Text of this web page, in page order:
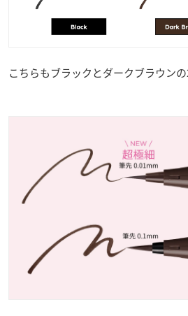
こちらもブラックとダークブラウンの